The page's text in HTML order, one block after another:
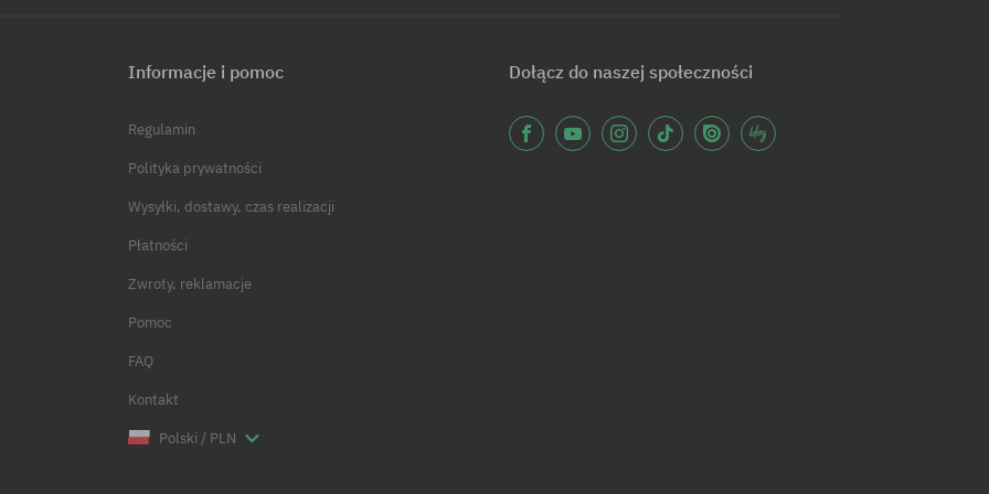
Informacje i pomoc
Regulamin
Polityka prywatności
Wysyłki, dostawy, czas realizacji
Płatności
Zwroty, reklamacje
Pomoc
FAQ
Kontakt
Polski / PLN
Dołącz do naszej społeczności